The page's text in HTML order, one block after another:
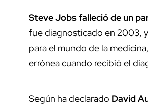
Steve Jobs falleció de un
fue diagnosticado en 2003,
para el mundo de la
errónea cuando recibió el
Según ha declarado David